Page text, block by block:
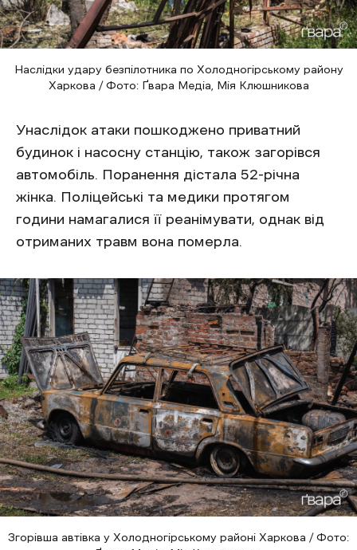
Наслідки удару безпілотника по Холодногірському району
Харкова / Фото: Ґвара Медіа, Мія Клюшникова
Унаслідок атаки пошкоджено приватний
будинок і насосну станцію, також загорівся
автомобіль. Поранення дістала 52-річна
жінка. Поліцейські та медики протягом
години намагалися її реанімувати, однак від
отриманих травм вона померла.
Згорівша автівка у Холодногірському районі Харкова / Фото: